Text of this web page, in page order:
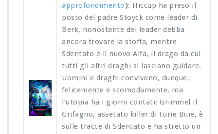
approfondimento): Hiccup ha preso il
posto del padre Stoyck come leader di
Berk, nonostante del leader debba
ancora trovare la stoffa, mentre
Sdentato è il nuovo Alfa, il drago da cui
tutti gli altri draghi si lasciano guidare.
Uomini e draghi convivono, dunque,
felicemente e scomodamente, ma
l’utopia ha i giorni contati: Grimmel il
Grifagno, assetato killer di Furie Buie, è
sulle tracce di Sdentato e ha stretto un